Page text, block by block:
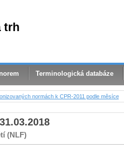
trh
Terminologická databáze
normách k CPR-2011 podle měsíce
(NLF)